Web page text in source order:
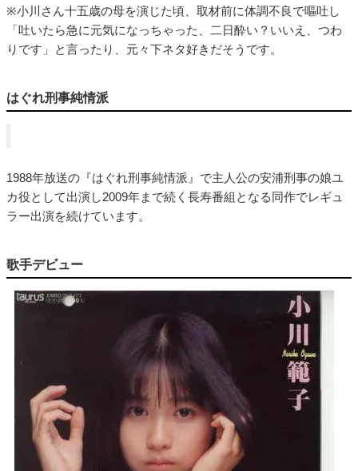
※小川さん十五歳の母を演じた頃、取材前に体調不良で嘔吐し
「吐いたら急に元気になっちゃった、二日酔い？いいえ、つわ
りです」と言ったり、元々下ネタ好きだそうです。
はぐれ刑事純情派
1988年放送の『はぐれ刑事純情派』で主人公の安浦刑事の娘ユ
カ役として出演し2009年まで続く長寿番組となる同作でレギュ
ラー出演を続けています。
歌手デビュー